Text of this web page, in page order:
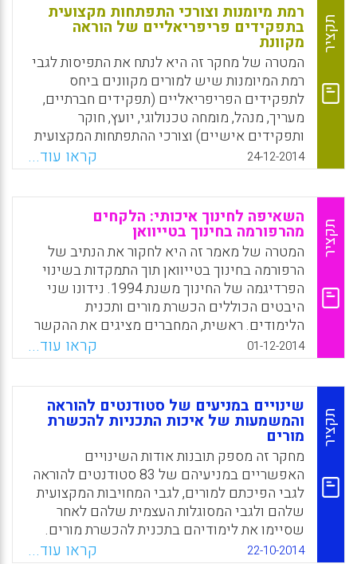
תקציר
רמת מיומנות וצורכי התפתחות מקצועית
בתפקידים פריפריאליים של הוראה
מקוונת
המטרה של מחקר זה היא לנתח את התפיסות לגבי
רמת המיומנות שיש למורים מקוונים ביחס
לתפקידים הפריפריאליים (תפקידים חברתיים,
מעריך, מנהל, מומחה טכנולוגי, יועץ, חוקר
ותפקידים אישיים) וצורכי ההתפתחות המקצועית
שלהם הדרושים כדי לשפר את יכולות ההוראה
המקוונות שלהם (Gonzalez-Sanmamed,
Mercedes; Munoz-Carril, Pablo-Cesar;
Sangra, Albert, 2014).
WhatsApp
Facebook
Email
X
24-12-2014 קראו עוד...
תקציר
השאיפה לחינוך איכותי: הלקחים
מהרפורמה בחינוך בטייוואן
המטרה של מאמר זה היא לחקור את הנתיב של
הרפורמה בחינוך בטייוואן תוך התמקדות בשינוי
הפרדיגמה של החינוך משנת 1994. נידונו שני
היבטים הכוללים הכשרת מורים ותכנית
הלימודים. ראשית, המחברים מציגים את ההקשר
החברתי של הרפורמה העכשווית בחינוך ויוזמות
מפתח שונות. בחלק השלישי של מאמר זה,
המחברים ממפים את המסלול של המדיניות, של
השינויים ושל היישומים בהיבטים שהוזכרו לעיל
במהלך הרפורמה בחינוך עם סוגיות, אתגרים
Yi; Li, Jen-Yi; Chang, Chihming, 2014).
WhatsApp
Facebook
Email
X
01-12-2014 קראו עוד...
תקציר
שינויים במניעים של סטודנטים להוראה
והמשמעות של איכות התכניות להכשרת
מורים
מחקר זה מספק תובנות אודות השינויים
האפשריים במניעיהם של 83 סטודנטים להוראה
לגבי הפיכתם למורים, לגבי המחויבות המקצועית
שלהם ולגבי המסוגלות העצמית שלהם לאחר
שסיימו את לימודיהם בתכנית להכשרת מורים.
יתר על כן, המחקר פונה למידה שבה שינויים אלה
22-10-2014 קראו עוד...